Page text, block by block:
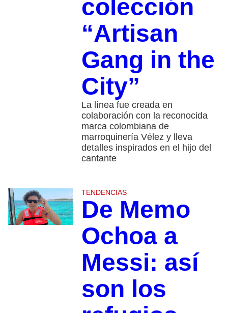
colección
“Artisan
Gang in the
City”
La línea fue creada en
colaboración con la reconocida
marca colombiana de
marroquinería Vélez y lleva
detalles inspirados en el hijo del
cantante
TENDENCIAS
De Memo
Ochoa a
Messi: así
son los